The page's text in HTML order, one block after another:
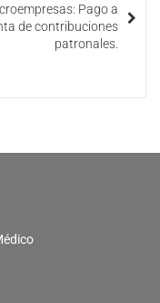
Pago a
de contribuciones
patronales.